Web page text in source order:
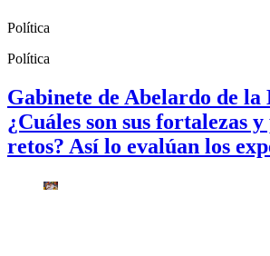
Política
Política
Gabinete de Abelardo de la
¿Cuáles son sus fortalezas
retos? Así lo evalúan los